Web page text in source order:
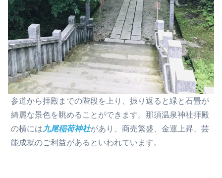
参道から拝殿までの階段を上り、振り返ると緑と石畳が
綺麗な景色を眺めることができます。那須温泉神社拝殿
の横には 九尾稲荷神社があり、商売繁盛、金運上昇、芸
能成就のご利益があるといわれています。